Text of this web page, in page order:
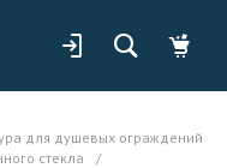
для душевых ограждений
стекла
/